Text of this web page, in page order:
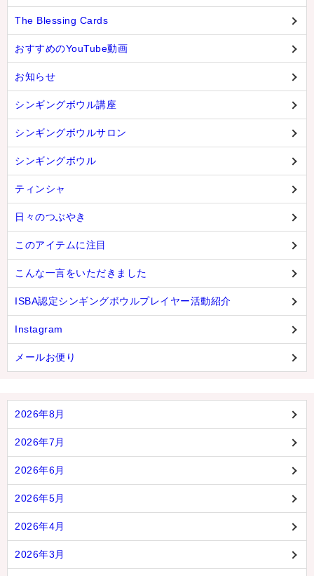
The Blessing Cards
おすすめのYouTube動画
お知らせ
シンギングボウル講座
シンギングボウルサロン
シンギングボウル
ティンシャ
日々のつぶやき
このアイテムに注目
こんな一言をいただきました
ISBA認定シンギングボウルプレイヤー活動紹介
Instagram
メールお便り
2026年8月
2026年7月
2026年6月
2026年5月
2026年4月
2026年3月